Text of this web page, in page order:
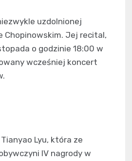
uzdolnionej
Chopinowskim. Jej recital,
o godzinie 18:00 w
wcześniej koncert
Lyu, która ze
IV nagrody w